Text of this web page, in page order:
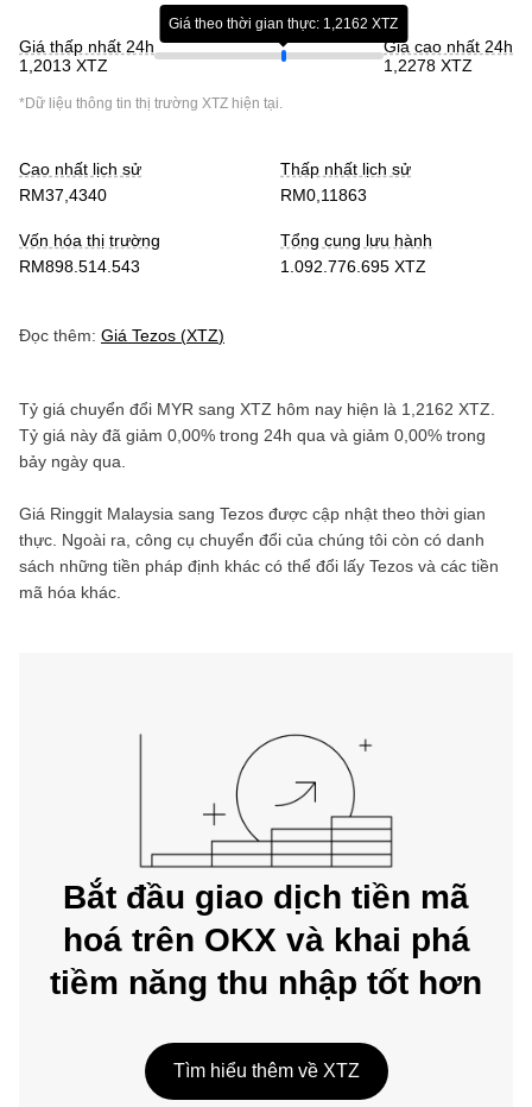
Giá thấp nhất 24h
1,2013 XTZ
Giá theo thời gian thực: 1,2162 XTZ
Giá cao nhất 24h
1,2278 XTZ
*Dữ liệu thông tin thị trường XTZ hiện tại.
Cao nhất lịch sử
RM37,4340
Thấp nhất lịch sử
RM0,11863
Vốn hóa thị trường
RM898.514.543
Tổng cung lưu hành
1.092.776.695 XTZ
Đọc thêm: Giá Tezos (XTZ)
Tỷ giá chuyển đổi MYR sang XTZ hôm nay hiện là 1,2162 XTZ
Tỷ giá này đã giảm 0,00% trong 24h qua và giảm 0,00% trong
bảy ngày qua.
Giá Ringgit Malaysia sang Tezos được cập nhật theo thời gian
thực. Ngoài ra, công cụ chuyển đổi của chúng tôi còn có danh
sách những tiền pháp định khác có thể đổi lấy Tezos và các tiền
mã hóa khác.
Bắt đầu giao dịch tiền mã
hoá trên OKX và khai phá
tiềm năng thu nhập tốt hơn
Tìm hiểu thêm về XTZ